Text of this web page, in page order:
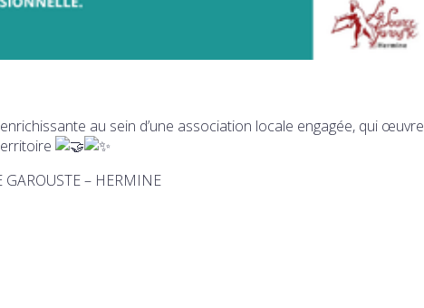
au sein d’une association locale engagée, qui œuvre
GAROUSTE – HERMINE